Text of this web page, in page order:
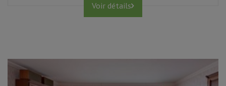
Voir détails